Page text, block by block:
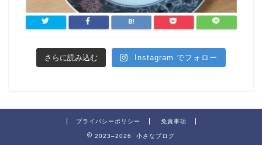
さらに読み込む Instagram でフォロー
プライバシーポリシー 免責事項
2023–2026 小さなブログ